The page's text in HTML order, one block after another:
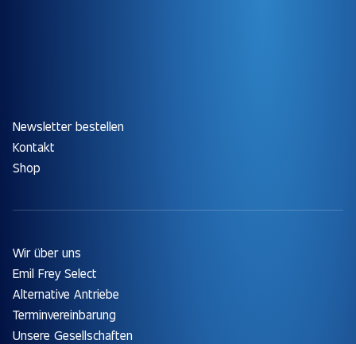
Newsletter bestellen
Kontakt
Shop
Wir über uns
Emil Frey Select
Alternative Antriebe
Terminvereinbarung
Unsere Gesellschaften